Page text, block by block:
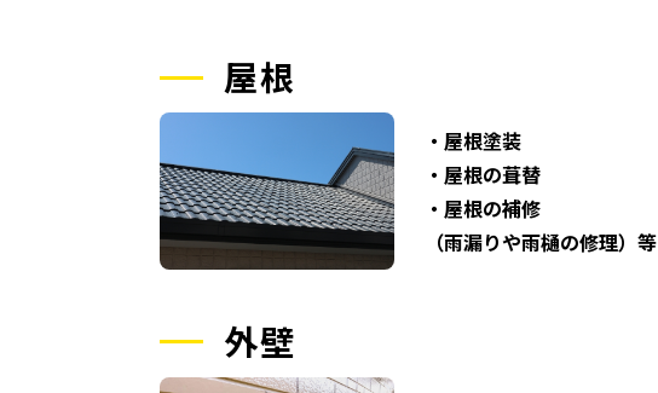
屋根
・屋根塗装
・屋根の葺替
・屋根の補修
（雨漏りや雨樋の修理）等
外壁